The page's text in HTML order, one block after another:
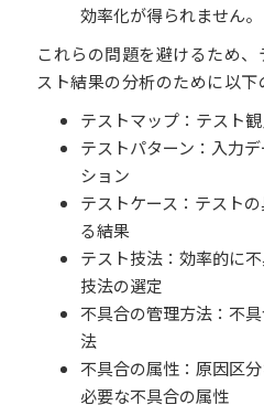
効率化が得られません。
これらの問題を避けるため
スト結果の分析のために以下
テストマップ：テスト
テストパターン：入力
ション
テストケース：テスト
る結果
テスト技法：効率的に
技法の選定
不具合の管理方法：不
法
不具合の属性：原因区
必要な不具合の属性